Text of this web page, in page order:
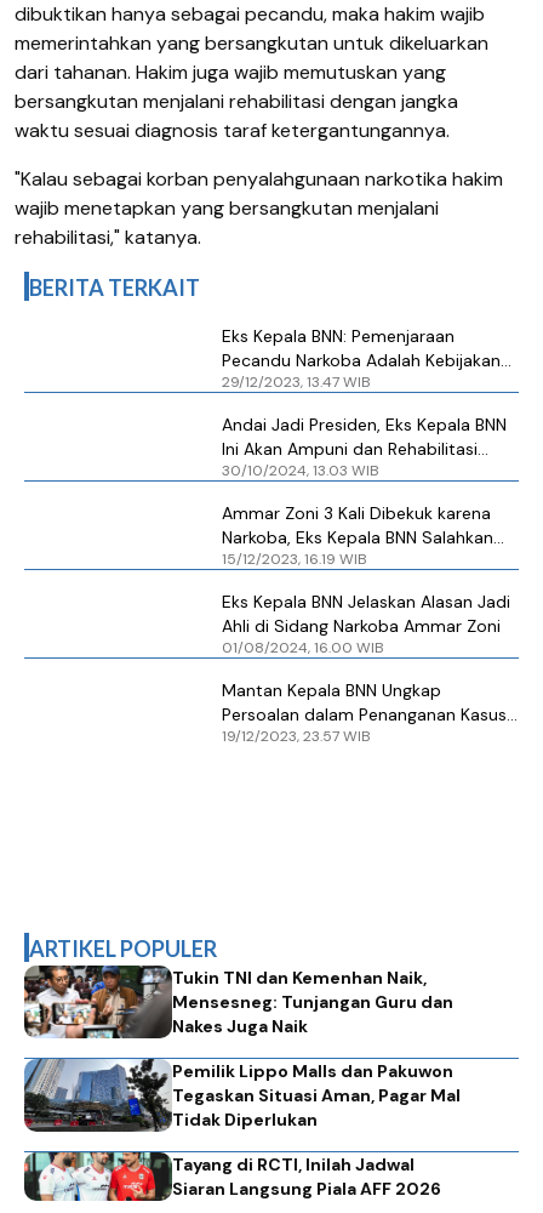
dibuktikan hanya sebagai pecandu, maka hakim wajib
memerintahkan yang bersangkutan untuk dikeluarkan
dari tahanan. Hakim juga wajib memutuskan yang
bersangkutan menjalani rehabilitasi dengan jangka
waktu sesuai diagnosis taraf ketergantungannya.
"Kalau sebagai korban penyalahgunaan narkotika hakim
wajib menetapkan yang bersangkutan menjalani
rehabilitasi," katanya.
BERITA TERKAIT
Eks Kepala BNN: Pemenjaraan
Pecandu Narkoba Adalah Kebijakan
Bunuh Diri
29/12/2023, 13.47 WIB
Andai Jadi Presiden, Eks Kepala BNN
Ini Akan Ampuni dan Rehabilitasi
Terpidana Narkoba
30/10/2024, 13.03 WIB
Ammar Zoni 3 Kali Dibekuk karena
Narkoba, Eks Kepala BNN Salahkan
Hakim
15/12/2023, 16.19 WIB
Eks Kepala BNN Jelaskan Alasan Jadi
Ahli di Sidang Narkoba Ammar Zoni
01/08/2024, 16.00 WIB
Mantan Kepala BNN Ungkap
Persoalan dalam Penanganan Kasus
Narkoba
19/12/2023, 23.57 WIB
ARTIKEL POPULER
Tukin TNI dan Kemenhan Naik,
Mensesneg: Tunjangan Guru dan
Nakes Juga Naik
Pemilik Lippo Malls dan Pakuwon
Tegaskan Situasi Aman, Pagar Mal
Tidak Diperlukan
Tayang di RCTI, Inilah Jadwal
Siaran Langsung Piala AFF 2026